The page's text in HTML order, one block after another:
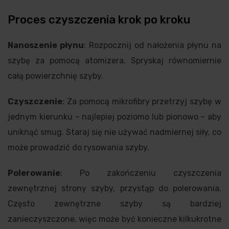
Proces czyszczenia krok po kroku
Nanoszenie płynu: Rozpocznij od nałożenia płynu na
szybę za pomocą atomizera. Spryskaj równomiernie
całą powierzchnię szyby.
Czyszczenie: Za pomocą mikrofibry przetrzyj szybę w
jednym kierunku – najlepiej poziomo lub pionowo – aby
uniknąć smug. Staraj się nie używać nadmiernej siły, co
może prowadzić do rysowania szyby.
Polerowanie: Po zakończeniu czyszczenia
zewnętrznej strony szyby, przystąp do polerowania.
Często zewnętrzne szyby są bardziej
zanieczyszczone, więc może być konieczne kilkukrotne